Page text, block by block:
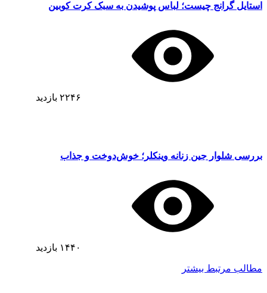
استایل گرانج چیست؛ لباس پوشیدن به سبک کرت کوبین
۲۲۴۶ بازدید
بررسی شلوار جین زنانه وینکلر؛ خوش‌دوخت و جذاب
۱۴۴۰ بازدید
مطالب مرتبط بیشتر